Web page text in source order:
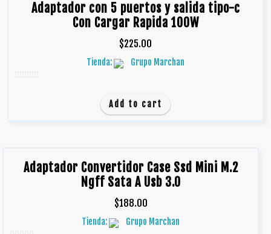
Adaptador con 5 puertos y salida tipo-c
Con Cargar Rapida 100W
$225.00
Tienda: Grupo Marchan
Add to cart
Adaptador Convertidor Case Ssd Mini M.2
Ngff Sata A Usb 3.0
$188.00
Tienda: Grupo Marchan